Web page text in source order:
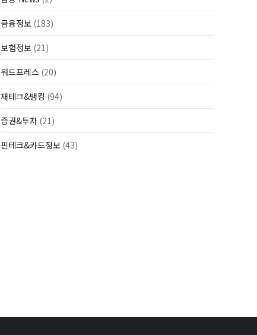
금융정보 (183)
보험정보 (21)
워드프레스 (20)
재테크&뱅킹 (94)
증권&투자 (21)
핀테크&카드정보 (43)